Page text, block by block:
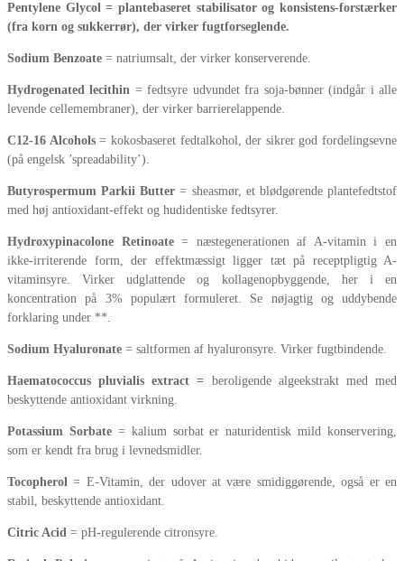
Pentylene Glycol = plantebaseret stabilisator og konsistens-forstærker
(fra korn og sukkerrør), der virker fugtforseglende.
Sodium Benzoate = natriumsalt, der virker konserverende.
Hydrogenated lecithin = fedtsyre udvundet fra soja-bønner (indgår i alle
levende cellemembraner), der virker barrierelappende.
C12-16 Alcohols= kokosbaseret fedtalkohol, der sikrer god fordelingsevne
(på engelsk ’spreadability’).
Butyrospermum Parkii Butter = sheasmør, et blødgørende plantefedtstof
med høj antioxidant-effekt og hudidentiske fedtsyrer.
Hydroxypinacolone Retinoate= næstegenerationen af A-vitamin i en
ikke-irriterende form, der effektmæssigt ligger tæt på receptpligtig A-
vitaminsyre. Virker udglattende og kollagenopbyggende, her i en
koncentration på 3% populært formuleret. Se nøjagtig og uddybende
forklaring under **.
Sodium Hyaluronate = saltformen af hyaluronsyre. Virker fugtbindende.
Haematococcus pluvialis extract = beroligende algeekstrakt med med
beskyttende antioxidant virkning.
Potassium Sorbate= kalium sorbat er naturidentisk mild konservering,
som er kendt fra brug i levnedsmidler.
Tocopherol = E-Vitamin, der udover at være smidiggørende, også er en
stabil, beskyttende antioxidant.
Citric Acid = pH-regulerende citronsyre.